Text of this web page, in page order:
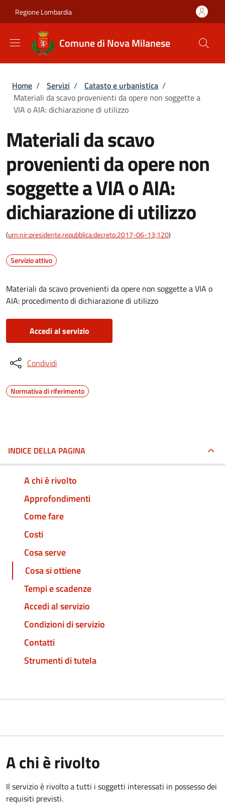
Regione Lombardia
Comune di Nova Milanese
Briciole di pane
Home / Servizi / Catasto e urbanistica /
Materiali da scavo provenienti da opere non soggette a
VIA o AIA: dichiarazione di utilizzo
Materiali da scavo
provenienti da opere non
soggette a VIA o AIA:
dichiarazione di utilizzo
(urn:nir:presidente.repubblica:decreto:2017-06-13;120)
Servizio attivo
Materiali da scavo provenienti da opere non soggette a VIA o
AIA: procedimento di dichiarazione di utilizzo
Accedi al servizio
Condividi
Normativa di riferimento
INDICE DELLA PAGINA
A chi è rivolto
Approfondimenti
Come fare
Costi
Cosa serve
Cosa si ottiene
Tempi e scadenze
Accedi al servizio
Condizioni di servizio
Contatti
Strumenti di tutela
A chi è rivolto
Il servizio è rivolto a tutti i soggetti interessati in possesso dei
requisiti previsti.